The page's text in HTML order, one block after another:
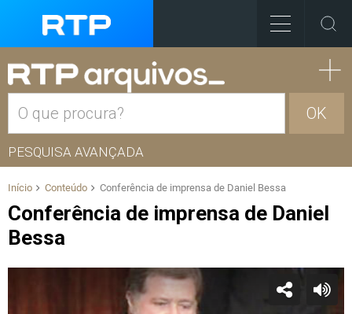
OK
PESQUISA AVANÇADA
Início Conteúdo Conferência de imprensa de Daniel Bessa
Conferência de imprensa de Daniel
Bessa